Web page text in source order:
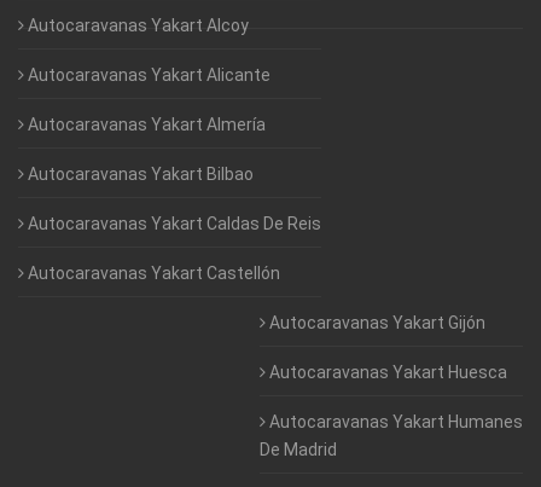
Autocaravanas Yakart Alcoy
Autocaravanas Yakart Alicante
Autocaravanas Yakart Almería
Autocaravanas Yakart Bilbao
Autocaravanas Yakart Caldas De Reis
Autocaravanas Yakart Castellón
Autocaravanas Yakart Gijón
Autocaravanas Yakart Huesca
Autocaravanas Yakart Humanes
De Madrid